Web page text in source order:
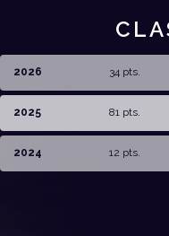
2026 34 pts.
2025 81 pts.
2024 12 pts.